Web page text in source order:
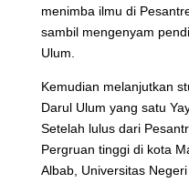
menimba ilmu di
sambil mengenyam
Ulum.
Kemudian melanjutkan
Darul Ulum yang satu
Setelah lulus dari
Pergruan tinggi di kota
Albab, Universitas